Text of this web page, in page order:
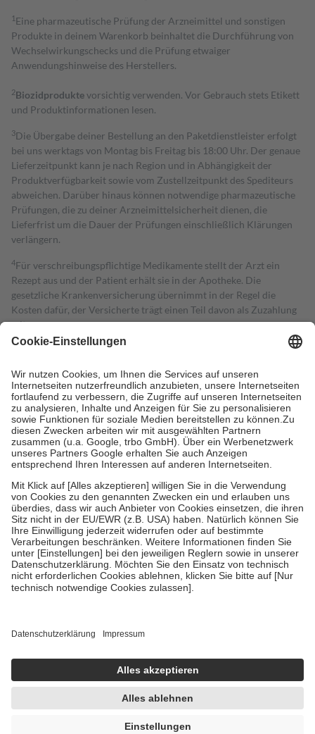
1 Eine pharmazeutische Prüfung der Arzneimittel und sonstigen
Produkte in deinem Warenkorb beinhaltet die Durchführung von
Wechselwirkungschecks und die Prüfung etwaiger
Anwendungshinweise des Herstellers.
2Biozidproduktevorsichtig verwenden. Vor Gebrauch stets Etikett
und Produktinformationen lesen.
3Die Übergabe deiner Bestellung an den Paketdienstleister erfolgt
bei uns werktags von Montag bis Freitag bis 18:00 Uhr. Der genaue
Lieferzeitpunkt kann je nach Region und in Abhängigkeit der
Produktverfügbarkeit sowie vom Zustellzeitpunkt des Spediteurs
abweichen. Darüber hinaus können notwendige pharmazeutische
Prüfungen, die zu deiner Arzneimittelsicherheit dienen, die
Lieferfrist um die Dauer der Prüfungen einschließlich Klärungen
verlängern.
4Für verschreibungspflichtige Medikamente stellt der Arzt ein
Rezept aus und der Patient erhält sie in der Apotheke. Die
gesetzliche Krankenversicherung übernimmt in der Regel die
Kosten dafür, der Versicherte trägt einen Teil davon als Zuzahlung
mit.
Grundsätzlich leisten Mitglieder Zuzahlungen in Höhe von zehn
höchstens zehn Euro.
Es sind jedoch nie mehr als die tatsächlichen
Kosten der Leistung zu entrichten.
Diese Regeln gelten grundsätzlich auch für Online-Apotheken.
Bei Heilmitteln und häuslicher Krankenpflege beträgt die
Zuzahlung zehn Prozent der Kosten sowie zehn Euro je
Verordnung.
Um das Engagement der Versicherten für ihre eigene Gesundheit zu
stärken und die besondere Stellung der Familie zu unterstützen,
fallenkeine Zuzahlungenan bei:
• Kindern und Jugendlichen bis zum vollendeten 18. Lebensjahr
mit Ausnahme der Fahrkosten
• Untersuchungen zur Vorsorge und Früherkennung, die von der
GKV getragen werden
• empfohlenen Schutzimpfungen
• Harn- und Blutteststreifen
getroffen, um sicherzustellen, dass es sich um echte Bewertungen
https://help.etrusted.com/hc/de/articles/4419944605341
Einige Bilder und Inhalte wurden unter Zuhilfenahme künstlicher